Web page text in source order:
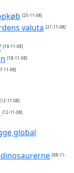
[25-11-08]
valuta [21-11-08]
[19-11-08]
[18-11-08]
11-08]
[12-11-08]
[12-11-08]
global
[08-11-